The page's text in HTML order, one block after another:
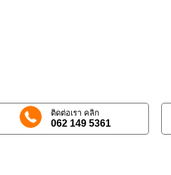
ติดต่อเรา คลิก
062 149 5361